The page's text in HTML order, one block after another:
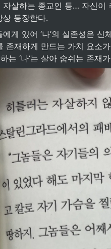
자살하는 종교인 등… 자신이
상 등장한다.
존재하게 만드는 가치 요
는 ‘나‘는 살아 숨쉬는 존재